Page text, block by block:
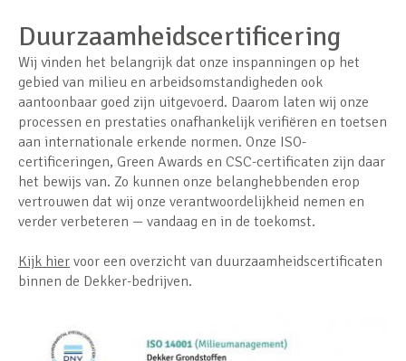
Duurzaamheidscertificering
Wij vinden het belangrijk dat onze inspanningen op het
gebied van milieu en arbeidsomstandigheden ook
aantoonbaar goed zijn uitgevoerd. Daarom laten wij onze
processen en prestaties onafhankelijk verifiëren en toetsen
aan internationale erkende normen. Onze ISO-
certificeringen, Green Awards en CSC-certificaten zijn daar
het bewijs van. Zo kunnen onze belanghebbenden erop
vertrouwen dat wij onze verantwoordelijkheid nemen en
verder verbeteren — vandaag en in de toekomst.
Kijk hier voor een overzicht van duurzaamheidscertificaten
binnen de Dekker-bedrijven.